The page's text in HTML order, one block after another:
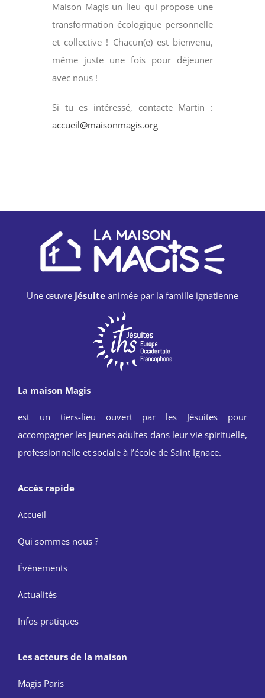
Maison Magis un lieu qui propose une
transformation écologique personnelle
et collective ! Chacun(e) est bienvenu,
même juste une fois pour déjeuner
avec nous !
Si tu es intéressé, contacte Martin :
accueil@maisonmagis.org
Une œuvre Jésuite animée par la famille ignatienne
La maison Magis
est un tiers-lieu ouvert par les Jésuites pour
accompagner les jeunes adultes dans leur vie spirituelle,
professionnelle et sociale à l’école de Saint Ignace.
Accès rapide
Accueil
Qui sommes nous ?
Événements
Actualités
Infos pratiques
Les acteurs de la maison
Magis Paris